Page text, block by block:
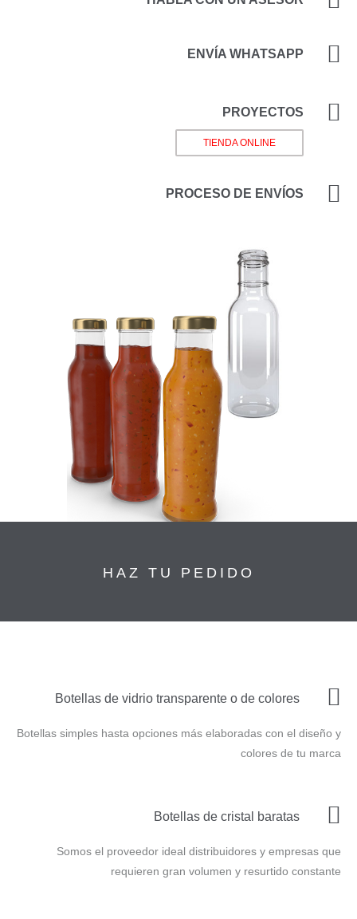
ENVÍA WHATSAPP
PROYECTOS
TIENDA ONLINE
PROCESO DE ENVÍOS
HAZ TU PEDIDO
Botellas de vidrio transparente o de colores
Botellas simples hasta opciones más elaboradas con el diseño y
colores de tu marca
Botellas de cristal baratas
Somos el proveedor ideal distribuidores y empresas que
requieren gran volumen y resurtido constante